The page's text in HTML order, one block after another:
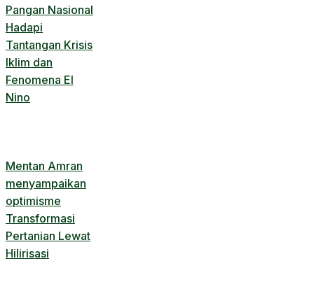
Pangan Nasional
Hadapi
Tantangan Krisis
Iklim dan
Fenomena El
Nino
Mentan Amran
menyampaikan
optimisme
Transformasi
Pertanian Lewat
Hilirisasi